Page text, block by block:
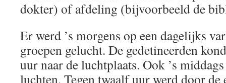
dokter) of afdeling (bijvoorbeeld de
Er werd ’s morgens op een dagelijks
groepen gelucht. De gedetineerden
uur naar de luchtplaats. Ook ’s
luchten. Tegen twaalf uur werd door de